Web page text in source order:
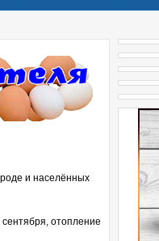
и населённых
отопление